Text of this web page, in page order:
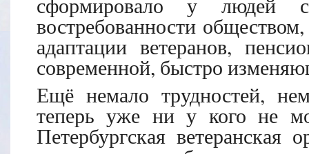
востребованности
адаптации ветеранов,
современной, быстро
Ещё немало трудностей,
теперь уже ни у кого не
Петербургская ветеранская